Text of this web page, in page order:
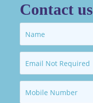
Contact us